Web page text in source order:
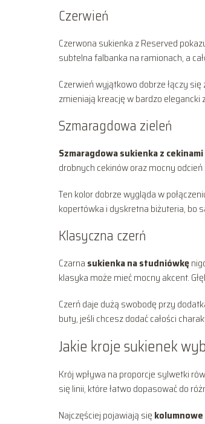
Czerwień
Czerwona sukienka z Reserved
subtelna falbanka na ramionach, a
Czerwień wyjątkowo dobrze łączy się
zmieniają kreację w bardzo elegancki
Szmaragdowa zieleń
Szmaragdowa sukienka z cekinami
drobnych cekinów oraz mocny
Ten kolor dobrze wygląda w
kopertówka i dyskretna biżuteria, bo
Klasyczna czerń
Czarna sukienka na studniówkę
klasyka może mieć mocny akcent.
Czerń daje dużą swobodę przy
buty, jeśli chcesz dodać całości
Jakie kroje sukienek
Krój wpływa na proporcje sylwetki
się linii, które łatwo dopasować do
Najczęściej pojawiają się